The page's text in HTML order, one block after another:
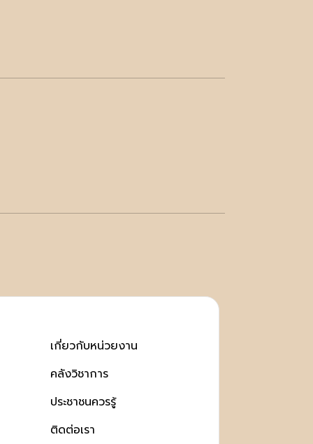
เกี่ยวกับหน่วยงาน
คลังวิชาการ
ประชาชนควรรู้
ติดต่อเรา